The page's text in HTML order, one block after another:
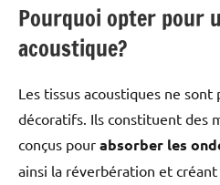
Pourquoi opter pour
acoustique?
Les tissus acoustiques ne
décoratifs. Ils constituent des
conçus pour absorber les
ainsi la réverbération et